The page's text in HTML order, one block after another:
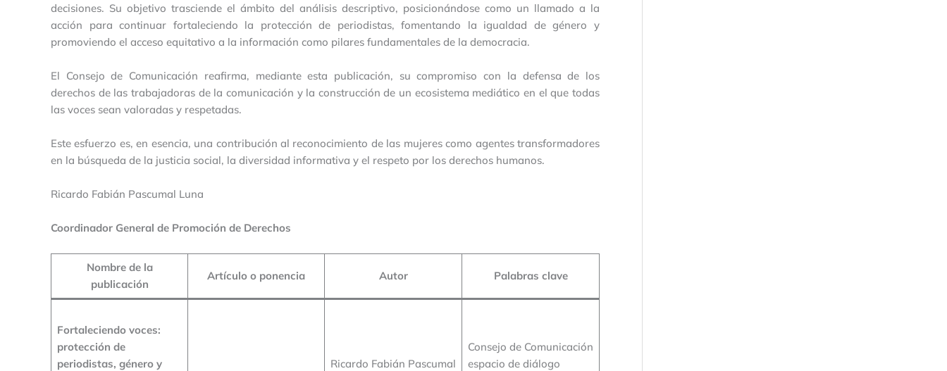
decisiones. Su objetivo trasciende el ámbito del análisis descriptivo, posicionándose como un llamado a la
acción para continuar fortaleciendo la protección de periodistas, fomentando la igualdad de género y
promoviendo el acceso equitativo a la información como pilares fundamentales de la democracia.
El Consejo de Comunicación reafirma, mediante esta publicación, su compromiso con la defensa de los
derechos de las trabajadoras de la comunicación y la construcción de un ecosistema mediático en el que todas
las voces sean valoradas y respetadas.
Este esfuerzo es, en esencia, una contribución al reconocimiento de las mujeres como agentes transformadores
en la búsqueda de la justicia social, la diversidad informativa y el respeto por los derechos humanos.
Ricardo Fabián Pascumal Luna
Coordinador General de Promoción de Derechos
Nombre de la
publicación
Artículo o ponencia Autor Palabras clave
Fortaleciendo voces:
protección de
periodistas, género y
Ricardo Fabián Pascumal
Consejo de Comunicación
espacio de diálogo